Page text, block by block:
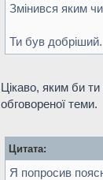
Змінився яким
Ти був добріший.
Цікаво, яким би
обговореної теми.
Цитата:
Я попросив